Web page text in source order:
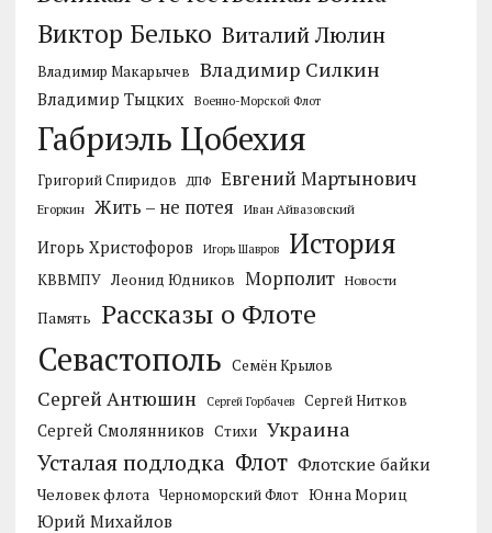
Виктор Белько Виталий Люлин
Владимир Макарычев Владимир Силкин
Владимир Тыцких Военно-Морской Флот
Габриэль Цобехия
Григорий Спиридов ДПФ Евгений Мартынович
Егоркин Жить – не потея Иван Айвазовский
Игорь Христофоров Игорь Шавров История
КВВМПУ Леонид Юдников Морполит Новости
Память Рассказы о Флоте
Севастополь Семён Крылов
Сергей Антюшин Сергей Горбачев Сергей Нитков
Сергей Смолянников Стихи Украина
Усталая подлодка Флот Флотские байки
Человек флота Черноморский Флот Юнна Мориц
Юрий Михайлов